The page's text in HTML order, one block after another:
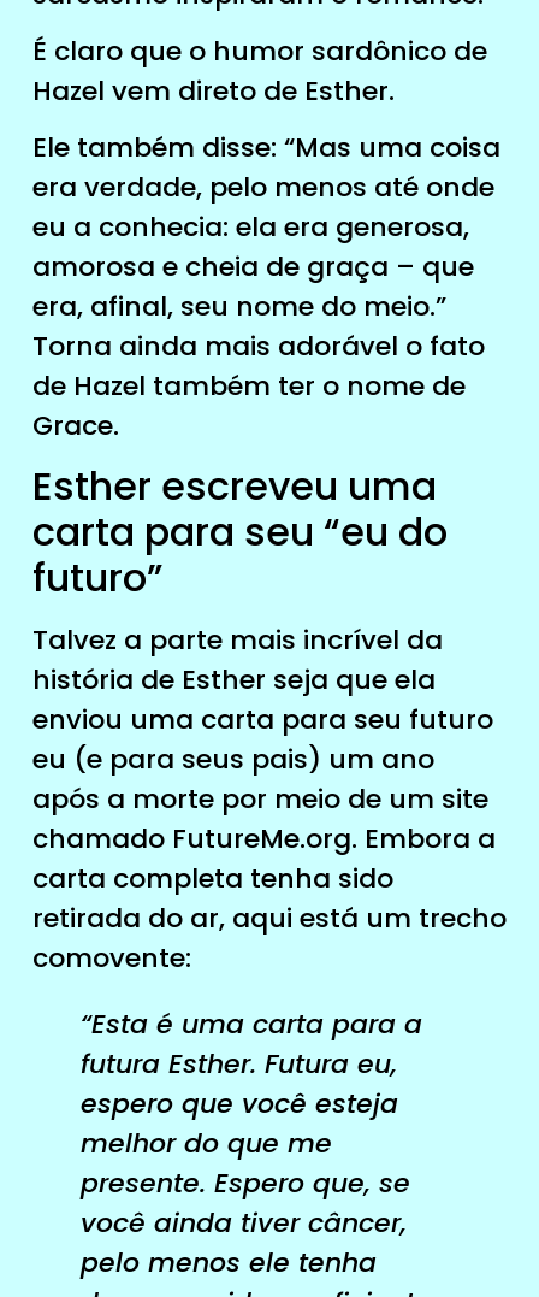
É claro que o humor sardônico de
Hazel vem direto de Esther.
Ele também disse: “Mas uma coisa
era verdade, pelo menos até onde
eu a conhecia: ela era generosa,
amorosa e cheia de graça – que
era, afinal, seu nome do meio.”
Torna ainda mais adorável o fato
de Hazel também ter o nome de
Grace.
Esther escreveu uma
carta para seu “eu do
futuro”
Talvez a parte mais incrível da
história de Esther seja que ela
enviou uma carta para seu futuro
eu (e para seus pais) um ano
após a morte por meio de um site
chamado FutureMe.org. Embora a
carta completa tenha sido
retirada do ar, aqui está um trecho
comovente:
“Esta é uma carta para a
futura Esther. Futura eu,
espero que você esteja
melhor do que me
presente. Espero que, se
você ainda tiver câncer,
pelo menos ele tenha